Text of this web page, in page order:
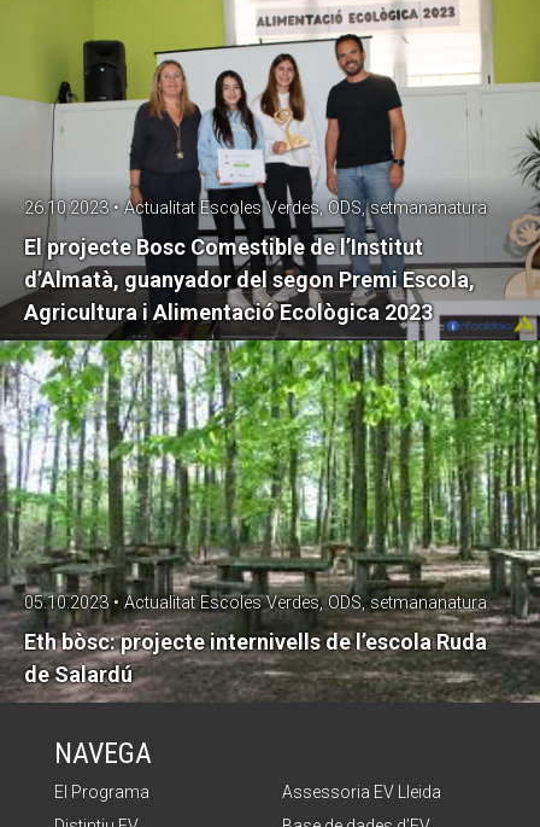
El projecte Bosc Comestible de l’Institut
d’Almatà, guanyador del segon Premi Escola,
Agricultura i Alimentació Ecològica 2023
26.10.2023 • Actualitat Escoles Verdes, ODS, setmananatura
Eth bòsc: projecte internivells de l’escola Ruda
de Salardú
05.10.2023 • Actualitat Escoles Verdes, ODS, setmananatura
NAVEGA
El Programa
Assessoria EV Lleida